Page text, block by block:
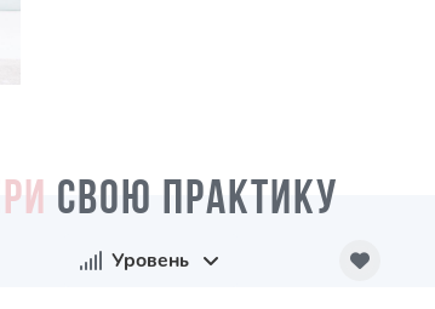
СВОЮ ПРАКТИКУ
Уровень